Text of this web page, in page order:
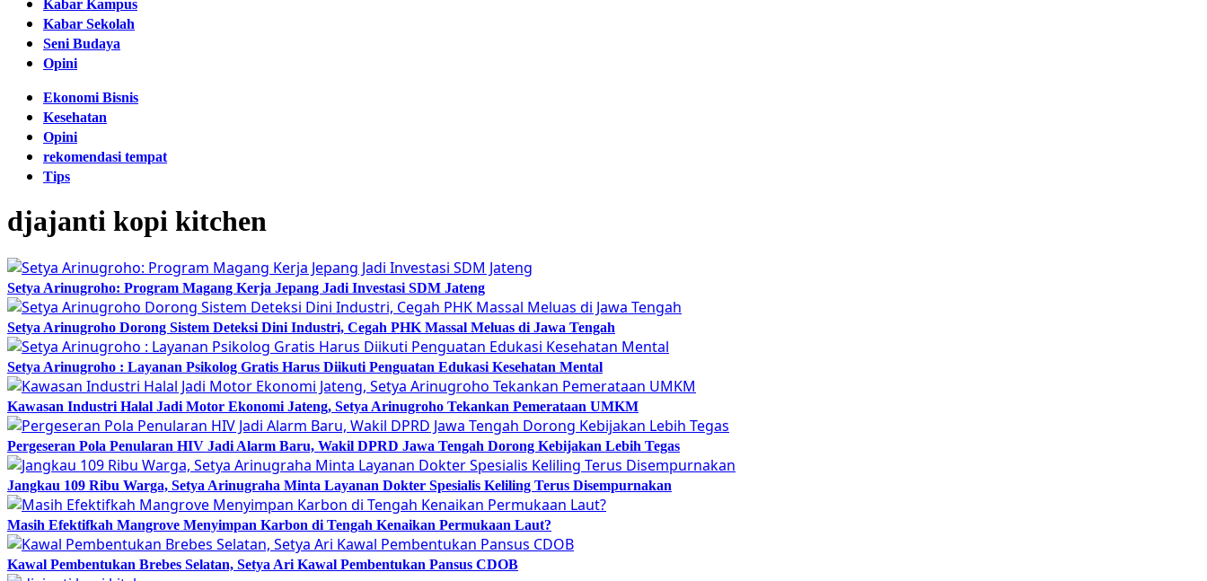
Kabar Kampus
Kabar Sekolah
Seni Budaya
Opini
Ekonomi Bisnis
Kesehatan
Opini
rekomendasi tempat
Tips
djajanti kopi kitchen
Setya Arinugroho: Program Magang Kerja Jepang Jadi Investasi SDM Jateng
Setya Arinugroho Dorong Sistem Deteksi Dini Industri, Cegah PHK Massal Meluas di Jawa Tengah
Setya Arinugroho : Layanan Psikolog Gratis Harus Diikuti Penguatan Edukasi Kesehatan Mental
Kawasan Industri Halal Jadi Motor Ekonomi Jateng, Setya Arinugroho Tekankan Pemerataan UMKM
Pergeseran Pola Penularan HIV Jadi Alarm Baru, Wakil DPRD Jawa Tengah Dorong Kebijakan Lebih Tegas
Jangkau 109 Ribu Warga, Setya Arinugraha Minta Layanan Dokter Spesialis Keliling Terus Disempurnakan
Masih Efektifkah Mangrove Menyimpan Karbon di Tengah Kenaikan Permukaan Laut?
Kawal Pembentukan Brebes Selatan, Setya Ari Kawal Pembentukan Pansus CDOB